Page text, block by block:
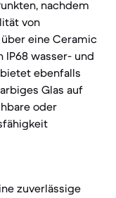
nachdem
von
eine Ceramic
IP68 wasser- und
ebenfalls
Glas auf
oder
zuverlässige